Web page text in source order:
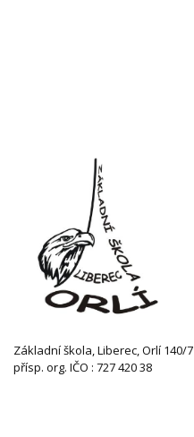
Základní škola, Liberec, Orlí 140/7
přísp. org. IČO : 727 420 38